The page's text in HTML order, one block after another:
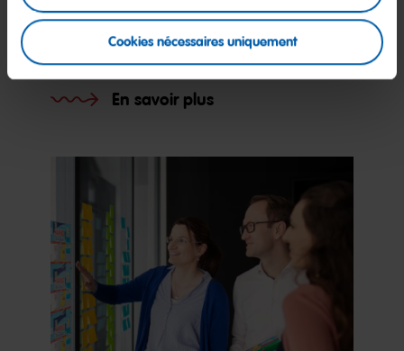
Cookies nécessaires uniquement
Valeurs
En savoir plus